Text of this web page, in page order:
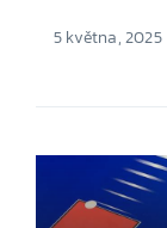
5 května, 2025